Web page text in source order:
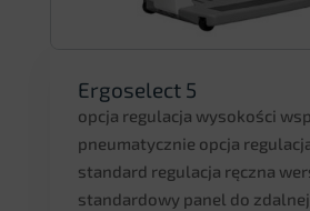
Ergoselect 5
opcja regulacja wysokości
pneumatycznie opcja
standard regulacja ręczna
standardowy panel do